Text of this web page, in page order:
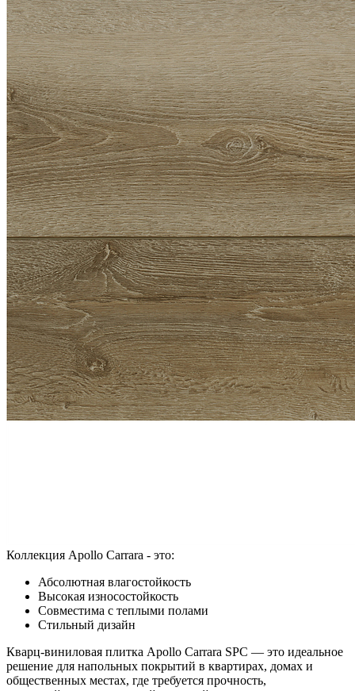
Коллекция Apollo Carrara - это:
Абсолютная влагостойкость
Высокая износостойкость
Совместима с теплыми полами
Стильный дизайн
Кварц-виниловая плитка Apollo Carrara SPC — это идеальное
решение для напольных покрытий в квартирах, домах и
общественных местах, где требуется прочность,